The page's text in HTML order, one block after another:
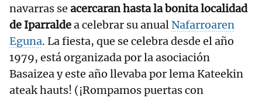
navarras se acercaran hasta la bonita localidad
de Iparraldea celebrar su anual Nafarroaren
Eguna. La fiesta, que se celebra desde el año
1979, está organizada por la asociación
Basaizea y este año llevaba por lema Kateekin
ateak hauts! (¡Rompamos puertas con